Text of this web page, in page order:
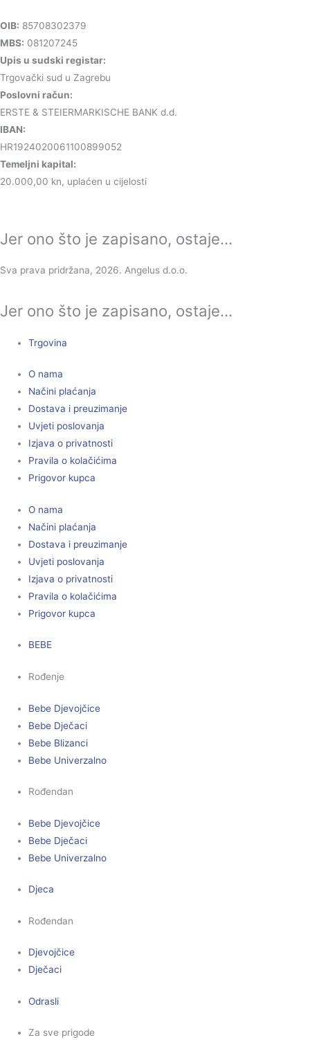
OIB: 85708302379
MBS: 081207245
Upis u sudski registar:
Trgovački sud u Zagrebu
Poslovni račun:
ERSTE & STEIERMARKISCHE BANK d.d.
IBAN:
HR1924020061100899052
Temeljni kapital:
20.000,00 kn, uplaćen u cijelosti
Jer ono što je zapisano, ostaje...
Sva prava pridržana, 2026. Angelus d.o.o.
Jer ono što je zapisano, ostaje...
Trgovina
O nama
Načini plaćanja
Dostava i preuzimanje
Uvjeti poslovanja
Izjava o privatnosti
Pravila o kolačićima
Prigovor kupca
O nama
Načini plaćanja
Dostava i preuzimanje
Uvjeti poslovanja
Izjava o privatnosti
Pravila o kolačićima
Prigovor kupca
BEBE
Rođenje
Bebe Djevojčice
Bebe Dječaci
Bebe Blizanci
Bebe Univerzalno
Rođendan
Bebe Djevojčice
Bebe Dječaci
Bebe Univerzalno
Djeca
Rođendan
Djevojčice
Dječaci
Odrasli
Za sve prigode